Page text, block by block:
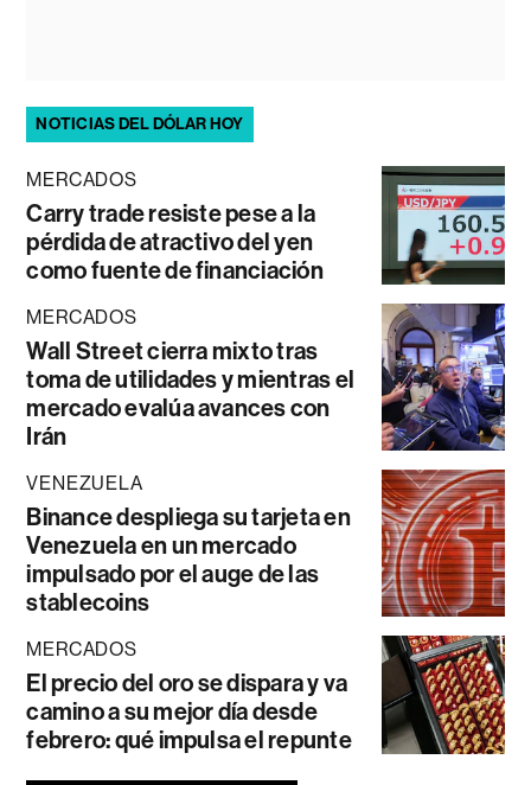
NOTICIAS DEL DÓLAR HOY
MERCADOS
Carry trade resiste pese a la
pérdida de atractivo del yen
como fuente de financiación
MERCADOS
Wall Street cierra mixto tras
toma de utilidades y mientras el
mercado evalúa avances con
Irán
VENEZUELA
Binance despliega su tarjeta en
Venezuela en un mercado
impulsado por el auge de las
stablecoins
MERCADOS
El precio del oro se dispara y va
camino a su mejor día desde
febrero: qué impulsa el repunte